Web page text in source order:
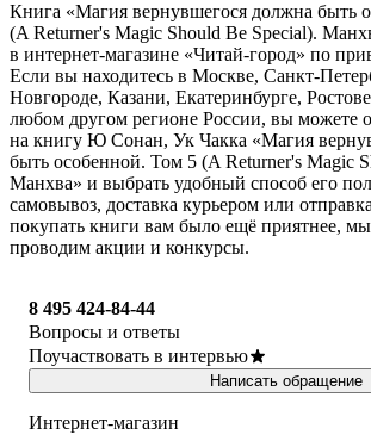
Книга «Магия вернувшегося должна быть
(A Returner's Magic Should Be Special).
в интернет-магазине «Читай-город» по
Если вы находитесь в Москве, Санкт-
Новгороде, Казани, Екатеринбурге,
любом другом регионе России, вы можете
на книгу Ю Сонан, Ук Чакка «Магия
быть особенной. Том 5 (A Returner's Magic
Манхва» и выбрать удобный способ его
самовывоз, доставка курьером или
покупать книги вам было ещё приятнее, мы
проводим акции и конкурсы.
8 495 424-84-44
Вопросы и ответы
Поучаствовать в интервью
Написать обращение
Интернет-магазин